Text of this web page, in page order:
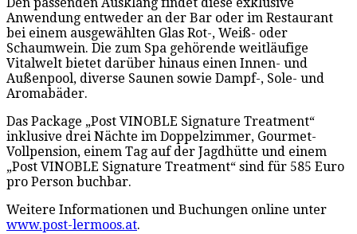
Anwendung entweder an der Bar oder im Restaurant
bei einem ausgewählten Glas Rot-, Weiß- oder
Schaumwein. Die zum Spa gehörende weitläufige
Vitalwelt bietet darüber hinaus einen Innen- und
Außenpool, diverse Saunen sowie Dampf-, Sole- und
Aromabäder.
Das Package „Post VINOBLE Signature Treatment“
inklusive drei Nächte im Doppelzimmer, Gourmet-
Vollpension, einem Tag auf der Jagdhütte und einem
„Post VINOBLE Signature Treatment“ sind für 585 Euro
pro Person buchbar.
Weitere Informationen und Buchungen online unter
www.post-lermoos.at.